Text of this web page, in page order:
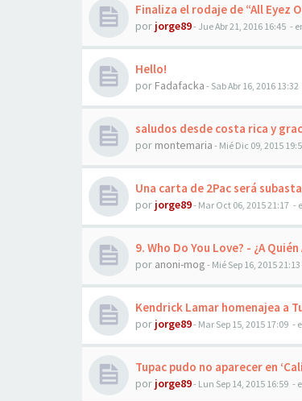
Finaliza el rodaje de “All Eyez
por jorge89- Jue Abr 21, 2016 16:45 -
Hello!
por Fadafacka - Sab Abr 16, 2016 13:32
saludos desde costa rica y
por montemaria - Mié Dic 09, 2015
Una carta de 2Pac será
por jorge89- Mar Oct 06, 2015 21:17 -
9. Who Do You Love? - ¿A Quién
por anoni-mog - Mié Sep 16, 2015 21:13
Kendrick Lamar homenajea a
por jorge89- Mar Sep 15, 2015 17:09 -
Tupac pudo no aparecer en
por jorge89- Lun Sep 14, 2015 16:59 -